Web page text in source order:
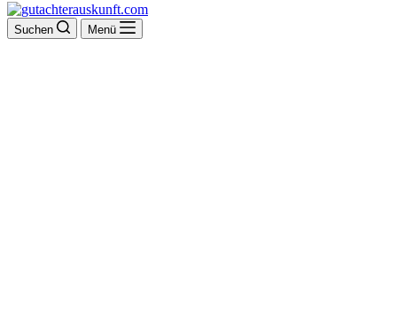
Suchen Menü